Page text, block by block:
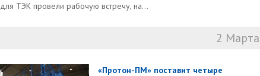
для ТЭК провели рабочую встречу, на...
2 Марта
«Протон-ПМ» поставит четыре